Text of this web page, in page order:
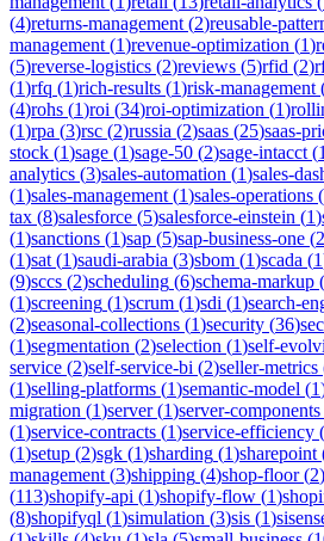
(4)returns-management (2)reusable-
management (1)revenue-optimization (1)
(5)reverse-logistics (2)reviews (5)rfid (2)
(1)rfq (1)rich-results (1)risk-management
(4)rohs (1)roi (34)roi-optimization (1)
(1)rpa (3)rsc (2)russia (2)saas (25)saas-
stock (1)sage (1)sage-50 (2)sage-intacct (1
analytics (3)sales-automation (1)sales-
(1)sales-management (1)sales-operations (
tax (8)salesforce (5)salesforce-einstein (1)
(1)sanctions (1)sap (5)sap-business-one (2
(1)sat (1)saudi-arabia (3)sbom (1)scada (1
(9)sccs (2)scheduling (6)schema-markup (
(1)screening (1)scrum (1)sdi (1)search-
(2)seasonal-collections (1)security (36)
(1)segmentation (2)selection (1)self-
service (2)self-service-bi (2)seller-metrics
(1)selling-platforms (1)semantic-model (1
migration (1)server(1)server-components
(1)service-contracts (1)service-efficiency (
(1)setup (2)sgk (1)sharding (1)sharepoint
management (3)shipping (4)shop-floor(2)
(113)shopify-api (1)shopify-flow (1)
(8)shopifyql (1)simulation (3)sis (1)